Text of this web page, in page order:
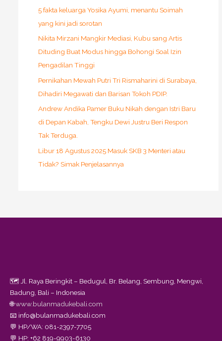
5 fakta keluarga Yosika Ayumi, menantu Soimah
yang kini jadi sorotan
Nikita Mirzani Mangkir Mediasi, Kubu sang Artis
Dituding Buat Modus hingga Bohongi Soal Izin
Pengadilan Tinggi
Pernikahan Mewah Putri Tri Rismaharini di Surabaya,
Dihadiri Megawati dan Barisan Tokoh PDIP.
Andrew Andika Pamer Buku Nikah dengan Istri Baru
di Depan Kabah, Tengku Dewi Justru Beri Respon
Tak Terduga.
Libur 18 Agustus 2025 Masuk SKB 3 Menteri atau
Tidak? Simak Penjelasannya
🗺️ Jl. Raya Beringkit – Bedugul, Br. Belang, Sembung, Mengwi,
Badung, Bali – Indonesia
🌐www.bulanmadukebali.com
📧 info@bulanmadukebali.com
💬 HP/WA: 081-2397-7705
💬 HP: +62 819-9903-6130